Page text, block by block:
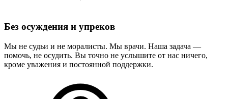
Без осуждения и упреков
Мы не судьи и не моралисты. Мы врачи. Наша задача —
помочь, не осудить. Вы точно не услышите от нас ничего,
кроме уважения и постоянной поддержки.